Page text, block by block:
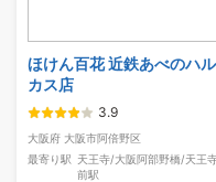
ほけん百花 近鉄あべのハル
カス店
3.9
大阪府 大阪市阿倍野区
最寄り駅 天王寺/大阪阿部野橋/天王
前駅